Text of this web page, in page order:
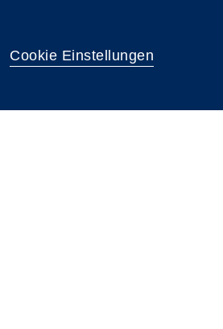
Cookie Einstellungen